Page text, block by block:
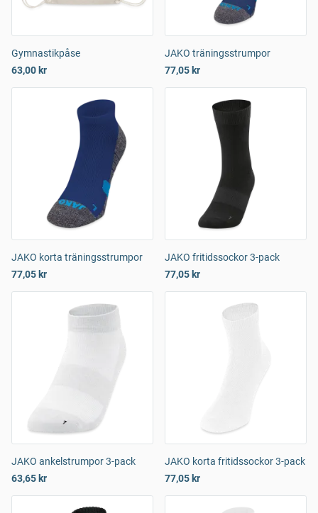
Gymnastikpåse
63,00 kr
JAKO träningsstrumpor
77,05 kr
JAKO korta träningsstrumpor
77,05 kr
JAKO fritidssockor 3-pack
77,05 kr
JAKO ankelstrumpor 3-pack
63,65 kr
JAKO korta fritidssockor 3-pack
77,05 kr